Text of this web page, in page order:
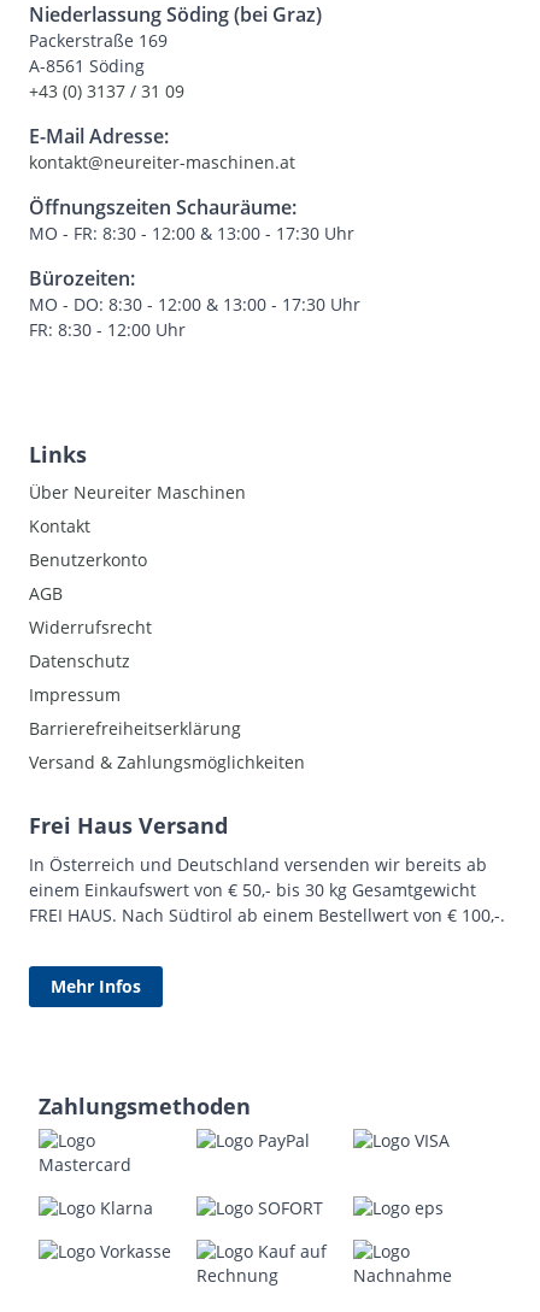
Niederlassung Söding (bei Graz)
Packerstraße 169
A-8561 Söding
+43 (0) 3137 / 31 09
E-Mail Adresse:
kontakt@neureiter-maschinen.at
Öffnungszeiten Schauräume:
MO - FR: 8:30 - 12:00 & 13:00 - 17:30 Uhr
Bürozeiten:
MO - DO: 8:30 - 12:00 & 13:00 - 17:30 Uhr
FR: 8:30 - 12:00 Uhr
Links
Über Neureiter Maschinen
Kontakt
Benutzerkonto
AGB
Widerrufsrecht
Datenschutz
Impressum
Barrierefreiheitserklärung
Versand & Zahlungsmöglichkeiten
Frei Haus Versand
In Österreich und Deutschland versenden wir bereits ab
einem Einkaufswert von € 50,- bis 30 kg Gesamtgewicht
FREI HAUS. Nach Südtirol ab einem Bestellwert von € 100,-.
Mehr Infos
Zahlungsmethoden